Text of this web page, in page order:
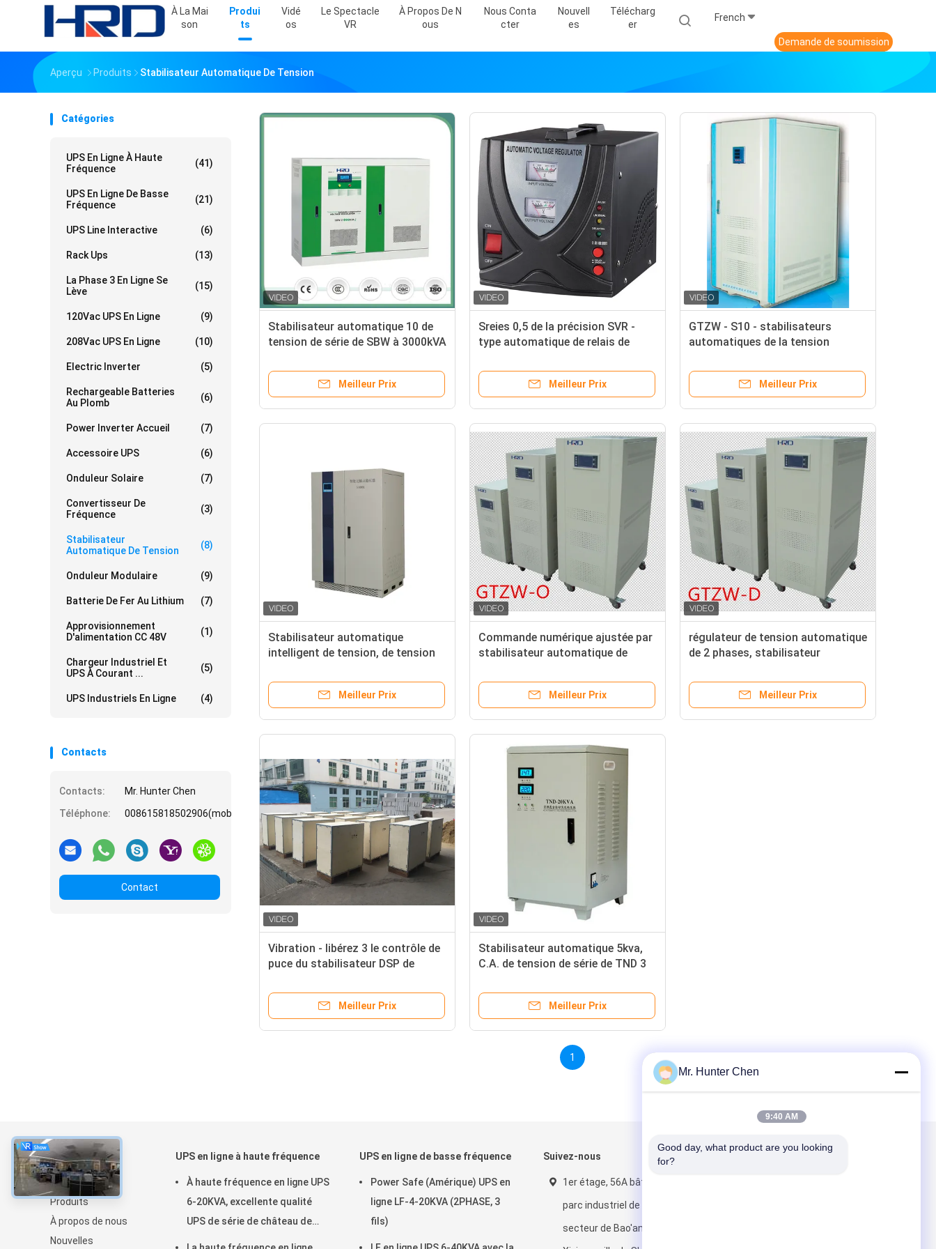
À La Mai
Son
Produi
Ts
Vidé
Os
Le Spectacle
VR
À Propos De N
Ous
Nous Conta
Cter
Nouvell
Es
Télécharg
Er
French
Demande de soumission
Aperçu Produits Stabilisateur Automatique De Tension
Catégories
UPS En Ligne À Haute
Fréquence
(41)
UPS En Ligne De Basse
Fréquence
(21)
UPS Line Interactive (6)
Rack Ups (13)
La Phase 3 En Ligne Se
Lève
(15)
120Vac UPS En Ligne (9)
208Vac UPS En Ligne (10)
Electric Inverter (5)
Rechargeable Batteries
Au Plomb
(6)
Power Inverter Accueil (7)
Accessoire UPS (6)
Onduleur Solaire (7)
Convertisseur De
Fréquence
(3)
Stabilisateur
Automatique De Tension
(8)
Onduleur Modulaire (9)
Batterie De Fer Au Lithium (7)
Approvisionnement
D'alimentation CC 48V
(1)
Chargeur Industriel Et
UPS À Courant ...
(5)
UPS Industriels En Ligne (4)
Contacts
Contacts:
Mr. Hunter Chen
Téléphone:
008615818502906(mobile)
Contact
Stabilisateur automatique 10 de
tension de série de SBW à 3000kVA
Meilleur Prix
Sreies 0,5 de la précision SVR -
type automatique de relais de
Meilleur Prix
GTZW - S10 - stabilisateurs
automatiques de la tension
numérique triphasé
Meilleur Prix
Stabilisateur automatique
intelligent de tension, de tension
compensé
Meilleur Prix
Commande numérique ajustée par
stabilisateur automatique de
couleur grise
Meilleur Prix
régulateur de tension automatique
de 2 phases, stabilisateur
1600 KVAs
Meilleur Prix
Vibration - libérez 3 le contrôle de
puce du stabilisateur DSP de
garantie
Meilleur Prix
Stabilisateur automatique 5kva,
C.A. de tension de série de TND 3
de phase haute 220v
Meilleur Prix
1
À propos
À la maison
Produits
À propos de nous
Nouvelles
UPS en ligne à haute fréquence
À haute fréquence en ligne UPS
6-20KVA, excellente qualité
UPS de série de château de
puissance
UPS en ligne de basse fréquence
Power Safe (Amérique) UPS en
ligne LF-4-20KVA (2PHASE, 3
fils)
Suivez-nous
1er étage, 56A bâtiment,
parc industriel de Bao'tian,
secteur de Bao'an de ville de
Mail nous
Mr. Hunter Chen
9:40 AM
Good day, what product are you looking
for?